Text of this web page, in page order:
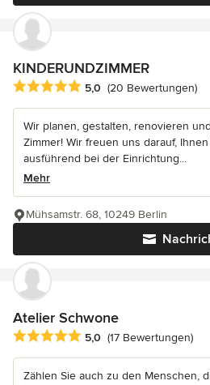
KINDERUNDZIMMER
Durchschnittliche Bewertung: 5
5,0 (20 Bewertungen)
Wir planen, gestalten, renovieren
Zimmer! Wir freuen uns darauf,
ausführend bei der Einrichtung...
Mehr
Mühsamstr. 68, 10249 Berlin
Atelier Schwone
Durchschnittliche Bewertung: 5
5,0 (17 Bewertungen)
Zählen Sie auch zu den Menschen,